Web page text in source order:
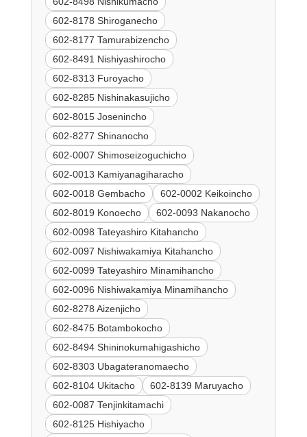
602-8178 Shiroganecho
602-8177 Tamurabizencho
602-8491 Nishiyashirocho
602-8313 Furoyacho
602-8285 Nishinakasujicho
602-8015 Josenincho
602-8277 Shinanocho
602-0007 Shimoseizoguchicho
602-0013 Kamiyanagiharacho
602-0018 Gembacho
602-0002 Keikoincho
602-8019 Konoecho
602-0093 Nakanocho
602-0098 Tateyashiro Kitahancho
602-0097 Nishiwakamiya Kitahancho
602-0099 Tateyashiro Minamihancho
602-0096 Nishiwakamiya Minamihancho
602-8278 Aizenjicho
602-8475 Botambokocho
602-8494 Shininokumahigashicho
602-8303 Ubagateranomaecho
602-8104 Ukitacho
602-8139 Maruyacho
602-0087 Tenjinkitamachi
602-8125 Hishiyacho